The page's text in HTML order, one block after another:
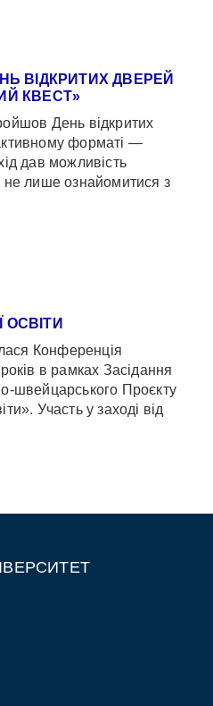
ВІДКРИТИХ ДВЕРЕЙ
КВЕСТ»
День відкритих
форматі —
дав можливість
не лише ознайомитися з
ОСВІТИ
Конференція
в рамках Засідання
швейцарського Проєкту
Участь у заході від